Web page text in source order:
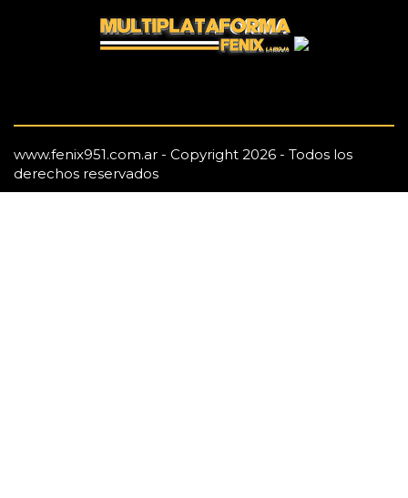
www.fenix951.com.ar - Copyright 2026 - Todos los
derechos reservados